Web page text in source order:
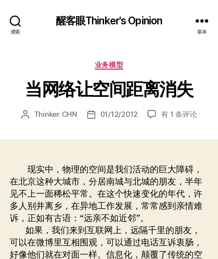
搜索
醒客眼Thinker's Opinion
菜单
分
业务模型
当网络让空间距离消失
文 Thinker CHN
发 01/12/2012
当
间
距
离
消
失
有 1 条评论
现实中，物理的空间是我们活动的巨大障碍，
在北京这种大城市，分居南城与北城的朋友，半年
见不上一面稀松平常。在这个快速变化的年代，许
多人别井离乡，在异地工作发展，常常感到亲情难
诉，正如有古语：“远亲不如近邻”。
如果，我们来到互联网上，远隔千里的朋友，
可以在微博里互相围观，可以通过电话互诉衷肠，
好像他们就在对面一样。信息化，颠覆了传统的空